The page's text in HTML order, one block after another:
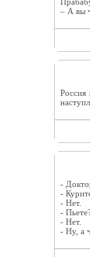
– А вы
Россия
-
-
- Нет.
-
- Нет.
- Ну, а